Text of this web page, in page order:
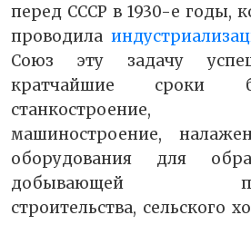
перед СССР в 1930-е годы,
проводила
Союз эту задачу
кратчайшие сроки
станкостроение,
машиностроение,
оборудования для
добывающей
строительства, сельского